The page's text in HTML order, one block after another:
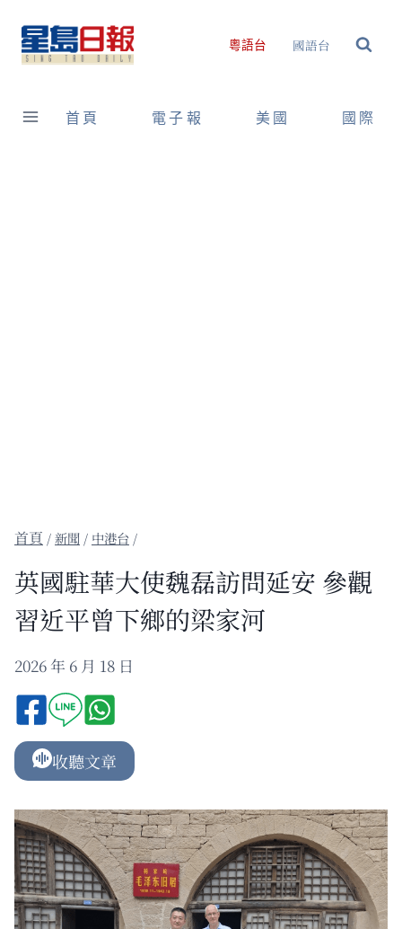
content
粵語台 國語台
首頁 電子報 美國 國際
/新聞 / 中港台 /
英國駐華大使魏磊訪問延安 參觀
習近平曾下鄉的梁家河
2026 年 6 月 18 日
收聽文章